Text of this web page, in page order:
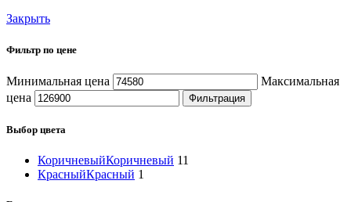
Закрыть
Фильтр по цене
Минимальная цена
Максимальная
цена
Фильтрация
Выбор цвета
КоричневыйКоричневый 11
КрасныйКрасный 1